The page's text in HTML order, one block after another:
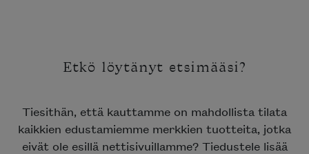
Etkö löytänyt etsimääsi?
Tiesithän, että kauttamme on mahdollista tilata
kaikkien edustamiemme merkkien tuotteita, jotka
eivät ole esillä nettisivuillamme? Tiedustele lisää